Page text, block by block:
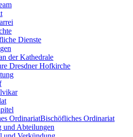
Dienste
der Kathedrale
Dresdner Hofkirche
Bischöfliches Ordinariat
und Abteilungen